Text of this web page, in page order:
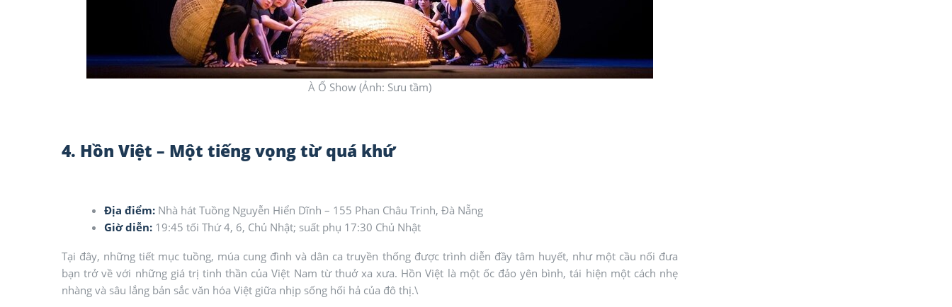
À Ố Show (Ảnh: Sưu tầm)
4. Hồn Việt – Một tiếng vọng từ quá khứ
Địa điểm:Nhà hát Tuồng Nguyễn Hiển Dĩnh – 155 Phan Châu Trinh, Đà Nẵng
Giờ diễn:19:45 tối Thứ 4, 6, Chủ Nhật; suất phụ 17:30 Chủ Nhật
Tại đây, những tiết mục tuồng, múa cung đình và dân ca truyền thống được trình diễn đầy tâm huyết, như một cầu nối đưa
bạn trở về với những giá trị tinh thần của Việt Nam từ thuở xa xưa. Hồn Việt là một ốc đảo yên bình, tái hiện một cách nhẹ
nhàng và sâu lắng bản sắc văn hóa Việt giữa nhịp sống hối hả của đô thị.\